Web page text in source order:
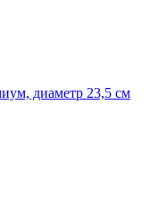
диаметр 23,5 см